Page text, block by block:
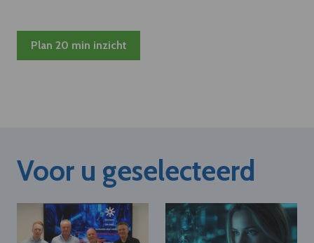
Plan 20 min inzicht
Voor u geselecteerd